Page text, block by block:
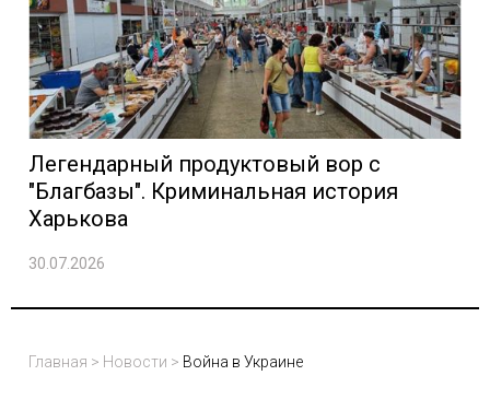
Легендарный продуктовый вор с
"Благбазы". Криминальная история
Харькова
30.07.2026
Главная > Новости > Война в Украине